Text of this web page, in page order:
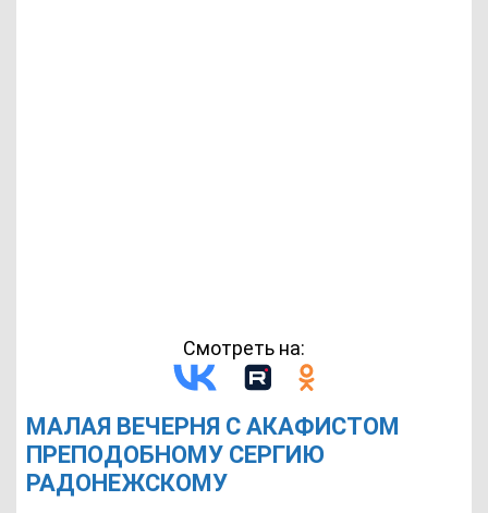
Смотреть на:
МАЛАЯ ВЕЧЕРНЯ С АКАФИСТОМ
ПРЕПОДОБНОМУ СЕРГИЮ
РАДОНЕЖСКОМУ